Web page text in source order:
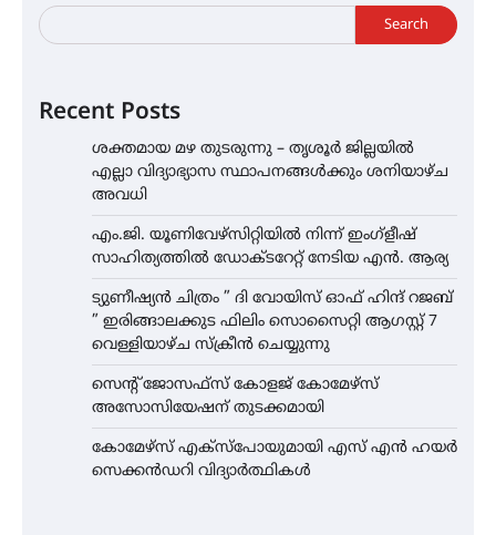
Search
Recent Posts
ശക്തമായ മഴ തുടരുന്നു – തൃശൂർ ജില്ലയിൽ
എല്ലാ വിദ്യാഭ്യാസ സ്ഥാപനങ്ങൾക്കും ശനിയാഴ്ച
അവധി
എം.ജി. യൂണിവേഴ്‌സിറ്റിയിൽ നിന്ന് ഇംഗ്ളീഷ്
സാഹിത്യത്തിൽ ഡോക്ടറേറ്റ് നേടിയ എൻ. ആര്യ
ട്യുണീഷ്യൻ ചിത്രം ” ദി വോയിസ് ഓഫ് ഹിന്ദ് റജബ്
” ഇരിങ്ങാലക്കുട ഫിലിം സൊസൈറ്റി ആഗസ്റ്റ് 7
വെള്ളിയാഴ്ച സ്‌ക്രീൻ ചെയ്യുന്നു
സെന്റ് ജോസഫ്സ് കോളജ് കോമേഴ്‌സ്
അസോസിയേഷന് തുടക്കമായി
കോമേഴ്സ് എക്സ്പോയുമായി എസ് എൻ ഹയർ
സെക്കൻഡറി വിദ്യാർത്ഥികൾ